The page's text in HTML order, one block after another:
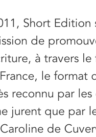
Short Edition
de
à travers
le format
reconnu par
jurent que par
de